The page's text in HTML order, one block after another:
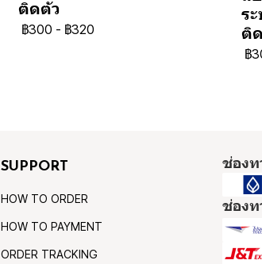
ติดตัว
฿300 - ฿320
ร
ติ
฿
SUPPORT
HOW TO ORDER
HOW TO PAYMENT
ORDER TRACKING
ช่องท
ช่องท